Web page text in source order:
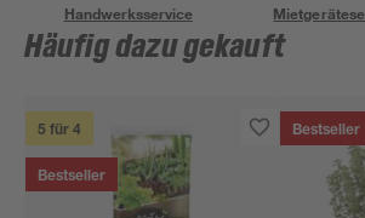
Handwerksservice
Häufig dazu gekauft
5 für 4
Bestseller
Bestseller